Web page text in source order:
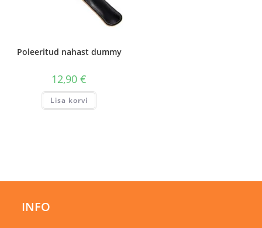
Poleeritud nahast dummy
12,90€
Lisa korvi
INFO